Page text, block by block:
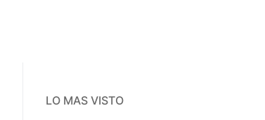
LO MAS VISTO